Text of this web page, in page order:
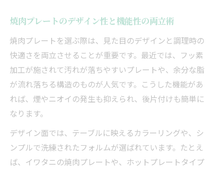
焼肉プレートのデザイン性と機能性の両立術
焼肉プレートを選ぶ際は、見た目のデザインと調理時の
快適さを両立させることが重要です。最近では、フッ素
加工が施されて汚れが落ちやすいプレートや、余分な脂
が流れ落ちる構造のものが人気です。こうした機能があ
れば、煙やニオイの発生も抑えられ、後片付けも簡単に
なります。
デザイン面では、テーブルに映えるカラーリングや、シ
ンプルで洗練されたフォルムが選ばれています。たとえ
ば、イワタニの焼肉プレートや、ホットプレートタイプ